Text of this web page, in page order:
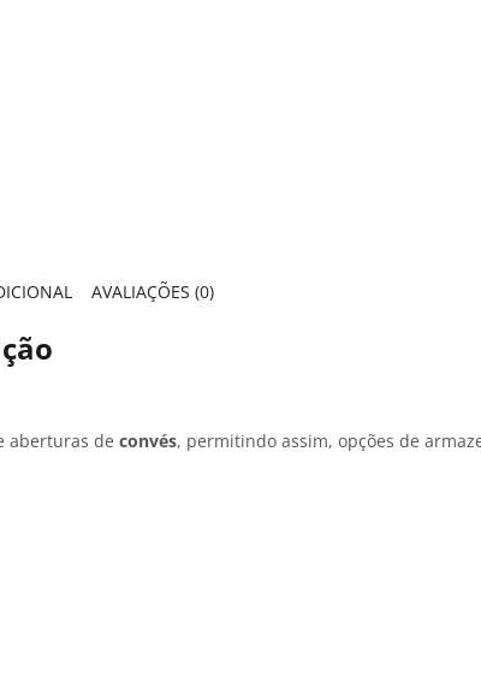
AVALIAÇÕES (0)
aberturas de convés, permitindo assim, opções de